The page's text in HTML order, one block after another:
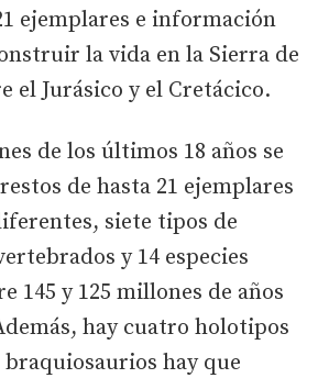
ejemplares e información
la vida en la Sierra de
el Jurásico y el Cretácico.
de los últimos 18 años se
de hasta 21 ejemplares
siete tipos de
y 14 especies
145 y 125 millones de años
hay cuatro holotipos
hay que